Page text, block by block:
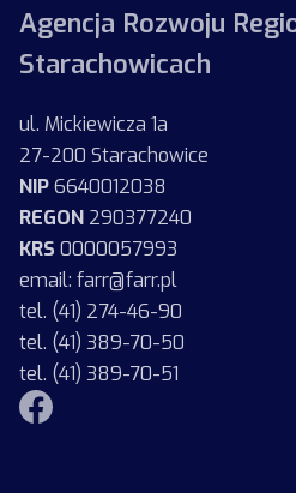
Agencja Rozwoju
Starachowicach
ul. Mickiewicza 1a
27-200 Starachowice
NIP6640012038
REGON 290377240
KRS 0000057993
email: farr@farr.pl
tel. (41) 274-46-90
tel. (41) 389-70-50
tel. (41) 389-70-51